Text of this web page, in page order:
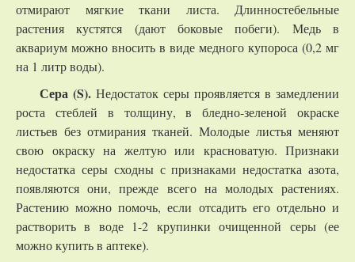
отмирают мягкие ткани листа. Длинностебельные
растения кустятся (дают боковые побеги). Медь в
аквариум можно вносить в виде медного купороса (0,2 мг
на 1 литр воды).
Сера (S). Недостаток серы проявляется в замедлении
роста стеблей в толщину, в бледно-зеленой окраске
листьев без отмирания тканей. Молодые листья меняют
свою окраску на желтую или красноватую. Признаки
недостатка серы сходны с признаками недостатка азота,
появляются они, прежде всего на молодых растениях.
Растению можно помочь, если отсадить его отдельно и
растворить в воде 1-2 крупинки очищенной серы (ее
можно купить в аптеке).